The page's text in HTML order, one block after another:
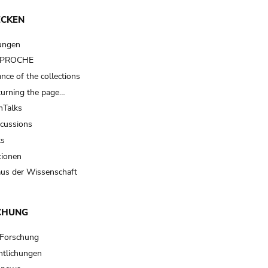
of the collections
the page…
der Wissenschaft